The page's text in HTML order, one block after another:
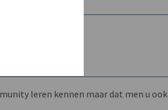
leren kennen maar dat men u ook